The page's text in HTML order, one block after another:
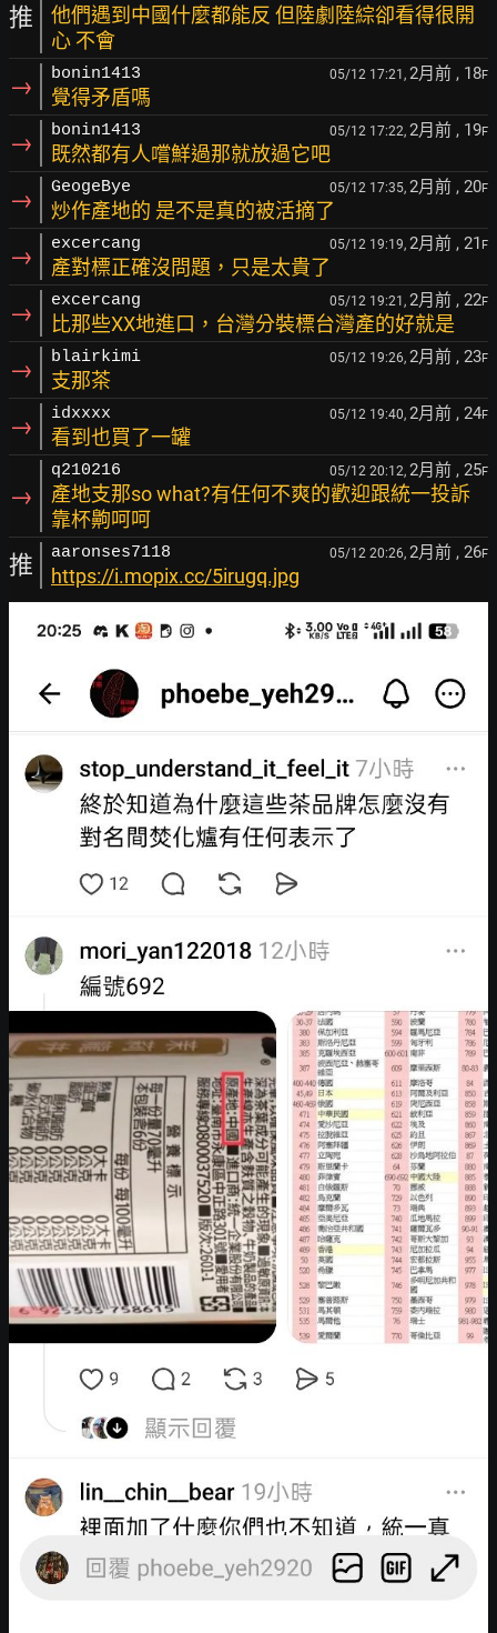
推
他們遇到中國什麼都能反 但陸劇陸綜卻看得很開
心 不會
→ bonin1413 05/12 17:21, 2月前 , 18F
覺得矛盾嗎
→ bonin1413 05/12 17:22, 2月前 , 19F
既然都有人嚐鮮過那就放過它吧
→ GeogeBye 05/12 17:35, 2月前 , 20F
炒作產地的 是不是真的被活摘了
→ excercang 05/12 19:19, 2月前 , 21 F
產對標正確沒問題，只是太貴了
→ excercang 05/12 19:21, 2月前 , 22F
比那些XX地進口，台灣分裝標台灣產的好就是
→ blairkimi 05/12 19:26, 2月前 , 23F
支那茶
→ idxxxx 05/12 19:40, 2月前 , 24F
看到也買了一罐
→
q210216 05/12 20:12, 2月前 , 25F
產地支那so what?有任何不爽的歡迎跟統一投訴
靠杯齁呵呵
推 aaronses7118 05/12 20:26, 2月前 , 26F
https://i.mopix.cc/5irugq.jpg